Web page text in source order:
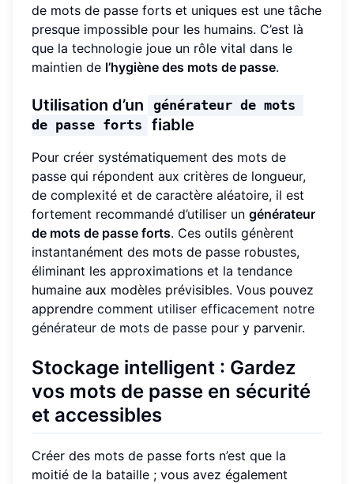
de mots de passe forts et uniques est une tâche
presque impossible pour les humains. C’est là
que la technologie joue un rôle vital dans le
maintien de l’hygiène des mots de passe.
Utilisation d’un
générateur de mots
de passe forts
fiable
Pour créer systématiquement des mots de
passe qui répondent aux critères de longueur,
de complexité et de caractère aléatoire, il est
fortement recommandé d’utiliser un générateur
de mots de passe forts. Ces outils génèrent
instantanément des mots de passe robustes,
éliminant les approximations et la tendance
humaine aux modèles prévisibles. Vous pouvez
apprendre comment utiliser efficacement notre
générateur de mots de passe pour y parvenir.
Stockage intelligent : Gardez
vos mots de passe en sécurité
et accessibles
Créer des mots de passe forts n’est que la
moitié de la bataille ; vous avez également